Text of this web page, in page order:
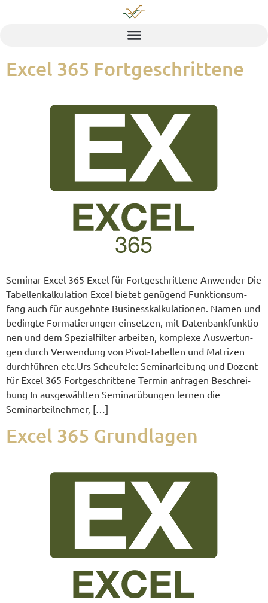
Excel 365 Fortgeschrittene
Semi­nar Excel 365 Excel für Fort­ge­schrit­te­ne Anwen­der Die
Tabel­len­kal­ku­la­ti­on Excel bie­tet genü­gend Funk­ti­ons­um­
fang auch für aus­gehn­te Busi­ness­kal­ku­la­tio­nen. Namen und
beding­te For­ma­tie­run­gen ein­set­zen, mit Daten­bank­funk­tio­
nen und dem Spe­zi­al­fil­ter arbei­ten, kom­ple­xe Aus­wer­tun­
gen durch Ver­wen­dung von Pivot-Tabel­­len und Matri­zen
durch­füh­ren etc.Urs Sche­ufe­le: Semi­nar­lei­tung und Dozent
für Excel 365 Fort­ge­schrit­te­ne Ter­min anfra­gen Beschrei­
bung In aus­ge­wähl­ten Semi­nar­übun­gen ler­nen die
Seminarteilnehmer, […]
Excel 365 Grundlagen